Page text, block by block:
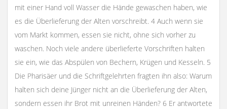
mit einer Hand voll Wasser die Hände gewaschen haben, wie
es die Überlieferung der Alten vorschreibt. 4 Auch wenn sie
vom Markt kommen, essen sie nicht, ohne sich vorher zu
waschen. Noch viele andere überlieferte Vorschriften halten
sie ein, wie das Abspülen von Bechern, Krügen und Kesseln. 5
Die Pharisäer und die Schriftgelehrten fragten ihn also: Warum
halten sich deine Jünger nicht an die Überlieferung der Alten,
sondern essen ihr Brot mit unreinen Händen? 6 Er antwortete